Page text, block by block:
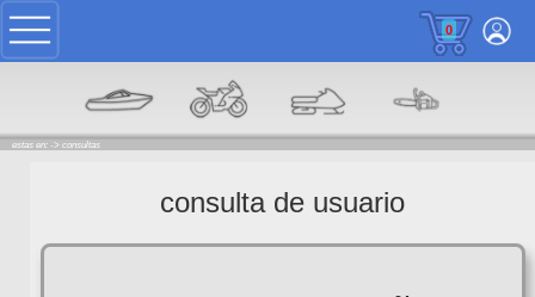
0
estas en: -> consultas
consulta de usuario